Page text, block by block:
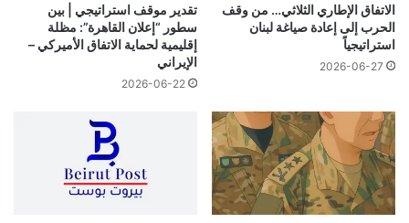
الاتفاق الإطاري الثلاثي… من وقف
الحرب إلى إعادة صياغة لبنان
استراتيجياً
2026-06-27
تقدير موقف استراتيجي | بين
سطور “إعلان القاهرة”: مظلة
إقليمية لحماية الاتفاق الأميركي –
الإيراني
2026-06-22